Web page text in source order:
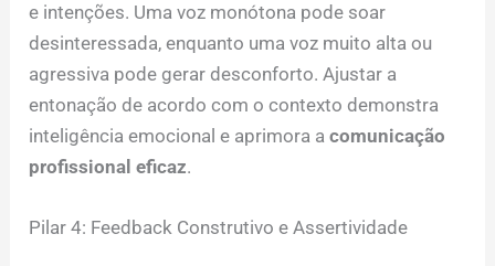
e intenções. Uma voz monótona pode soar
desinteressada, enquanto uma voz muito alta ou
agressiva pode gerar desconforto. Ajustar a
entonação de acordo com o contexto demonstra
inteligência emocional e aprimora acomunicação
profissional eficaz.
Pilar 4: Feedback Construtivo e Assertividade